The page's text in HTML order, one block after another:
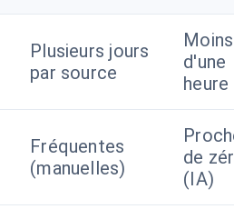
Plusieurs jours
par source
Moins
d'une
heure
Fréquentes
(manuelles)
de
(IA)